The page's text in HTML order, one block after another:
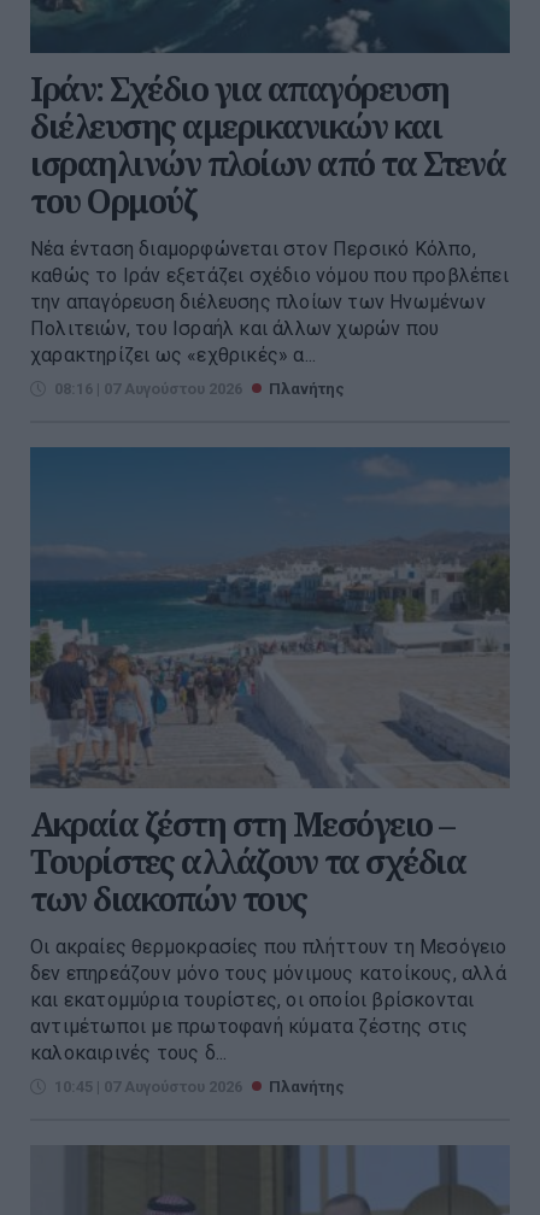
Ιράν: Σχέδιο για απαγόρευση
διέλευσης αμερικανικών και
ισραηλινών πλοίων από τα Στενά
του Ορμούζ
Νέα ένταση διαμορφώνεται στον Περσικό Κόλπο,
καθώς το Ιράν εξετάζει σχέδιο νόμου που προβλέπει
την απαγόρευση διέλευσης πλοίων των Ηνωμένων
Πολιτειών, του Ισραήλ και άλλων χωρών που
χαρακτηρίζει ως «εχθρικές» α...
08:16 | 07 Αυγούστου 2026 Πλανήτης
Ακραία ζέστη στη Μεσόγειο –
Τουρίστες αλλάζουν τα σχέδια
των διακοπών τους
Οι ακραίες θερμοκρασίες που πλήττουν τη Μεσόγειο
δεν επηρεάζουν μόνο τους μόνιμους κατοίκους, αλλά
και εκατομμύρια τουρίστες, οι οποίοι βρίσκονται
αντιμέτωποι με πρωτοφανή κύματα ζέστης στις
καλοκαιρινές τους δ...
10:45 | 07 Αυγούστου 2026 Πλανήτης